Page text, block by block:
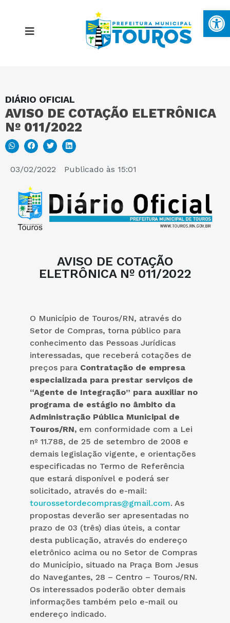
DIÁRIO OFICIAL
AVISO DE COTAÇÃO ELETRÔNICA
Nº 011/2022
03/02/2022 Publicado às 15:01
AVISO DE COTAÇÃO
ELETRÔNICA Nº 011/2022
O Município de Touros/RN, através do
Setor de Compras, torna público para
conhecimento das Pessoas Jurídicas
interessadas, que receberá cotações de
preços para Contratação de empresa
especializada para prestar serviços de
“Agente de Integração” para auxiliar no
programa de estágio no âmbito da
Administração Pública Municipal de
Touros/RN, em conformidade com a Lei
nº 11.788, de 25 de setembro de 2008 e
demais legislação vigente, e orientações
especificadas no Termo de Referência
que estará disponível e poderá ser
solicitado, através do e-mail:
tourossetordecompras@gmail.com. As
propostas deverão ser apresentadas no
prazo de 03 (três) dias úteis, a contar
desta publicação, através do endereço
eletrônico acima ou no Setor de Compras
do Município, situado na Praça Bom Jesus
do Navegantes, 28 – Centro – Touros/RN.
Os interessados poderão obter demais
informações também pelo e-mail ou
endereço indicado.
MAPA DO SITE
PORTAL DA TRANSPARÊNCIA
E-SIC
PERGUNTAS FREQUENTES